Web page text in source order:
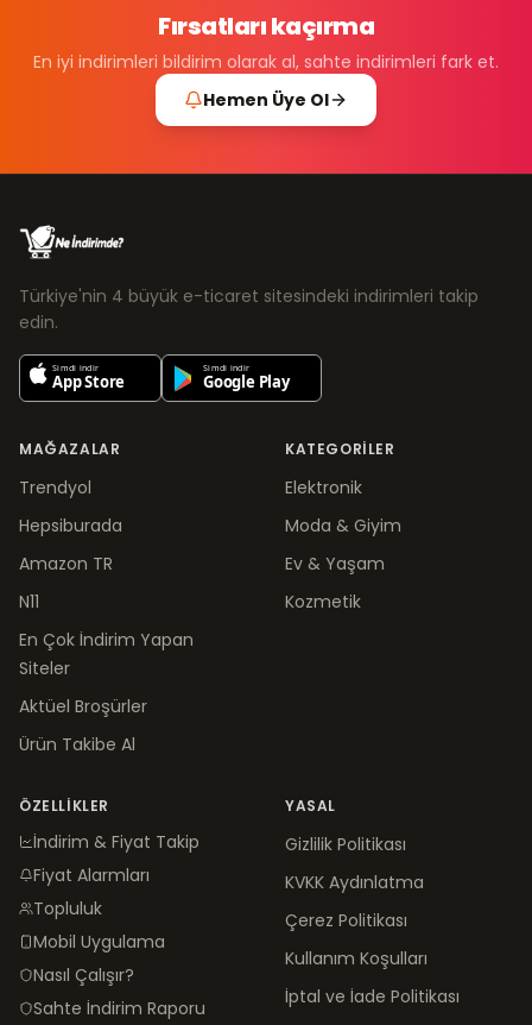
Fırsatları kaçırma
En iyi indirimleri bildirim olarak al, sahte indirimleri fark et.
Hemen Üye Ol
Türkiye'nin 4 büyük e-ticaret sitesindeki indirimleri takip
edin.
MAĞAZALAR
Trendyol
Hepsiburada
Amazon TR
N11
En Çok İndirim Yapan
Siteler
Aktüel Broşürler
Ürün Takibe Al
KATEGORILER
Elektronik
Moda & Giyim
Ev & Yaşam
Kozmetik
ÖZELLIKLER
İndirim & Fiyat Takip
Fiyat Alarmları
Topluluk
Mobil Uygulama
Nasıl Çalışır?
Sahte İndirim Raporu
YASAL
Gizlilik Politikası
KVKK Aydınlatma
Çerez Politikası
Kullanım Koşulları
İptal ve İade Politikası